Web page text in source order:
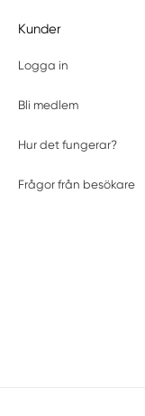
Kunder
Logga in
Bli medlem
Hur det fungerar?
Frågor från besökare